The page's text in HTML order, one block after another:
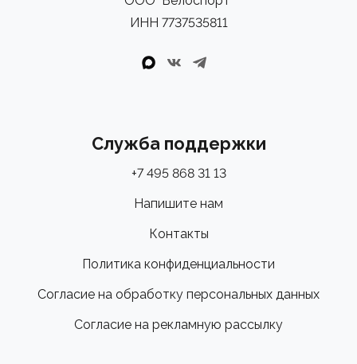
ИНН 7737535811
Служба поддержки
+7 495 868 31 13
Напишите нам
Контакты
Политика конфиденциальности
Согласие на обработку персональных данных
Согласие на рекламную рассылку